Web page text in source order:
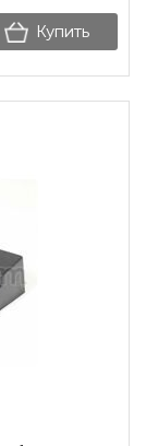
Купить